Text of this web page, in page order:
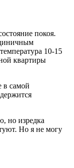
покоя.
10-15
квартиры
в самой
но изредка
Но я не могу